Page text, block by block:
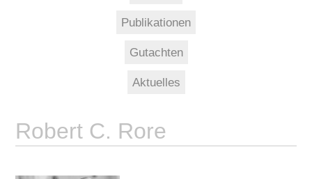
Publikationen
Gutachten
Aktuelles
Robert C. Rore